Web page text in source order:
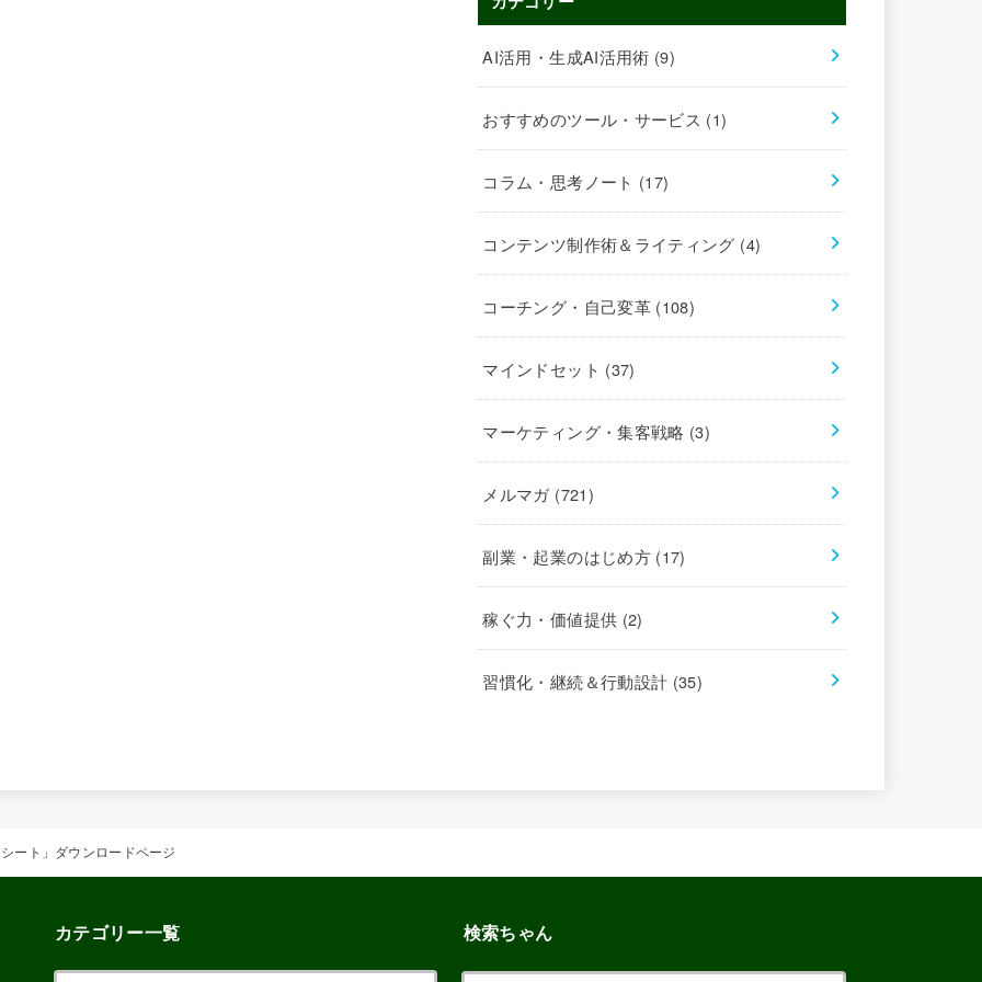
AI活用・生成AI活用術 (9)
おすすめのツール・サービス (1)
コラム・思考ノート (17)
コンテンツ制作術＆ライティング (4)
コーチング・自己変革 (108)
マインドセット (37)
マーケティング・集客戦略 (3)
メルマガ (721)
副業・起業のはじめ方 (17)
稼ぐ力・価値提供 (2)
習慣化・継続＆行動設計 (35)
ート」ダウンロードページ
カテゴリー一覧 検索ちゃん